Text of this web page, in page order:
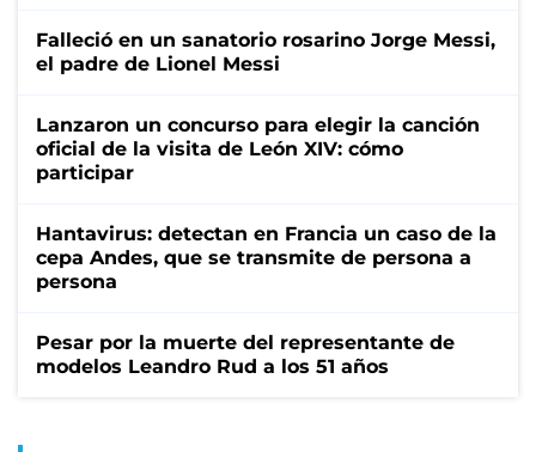
Falleció en un sanatorio rosarino Jorge Messi,
el padre de Lionel Messi
Lanzaron un concurso para elegir la canción
oficial de la visita de León XIV: cómo
participar
Hantavirus: detectan en Francia un caso de la
cepa Andes, que se transmite de persona a
persona
Pesar por la muerte del representante de
modelos Leandro Rud a los 51 años